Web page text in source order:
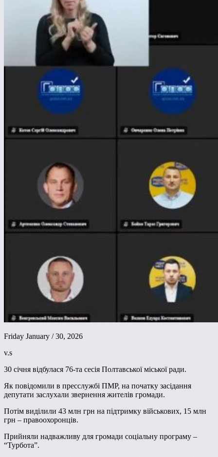
Friday January / 30, 2026
v.s
30 січня відбулася 76-та сесія Полтавської міської ради.
Як повідомили в пресслужбі ПМР, на початку засідання
депутати заслухали звернення жителів громади.
Потім виділили 43 млн грн на підтримку військових, 15 млн
грн – правоохоронців.
Прийняли надважливу для громади соціальну програму –
“Турбота”.